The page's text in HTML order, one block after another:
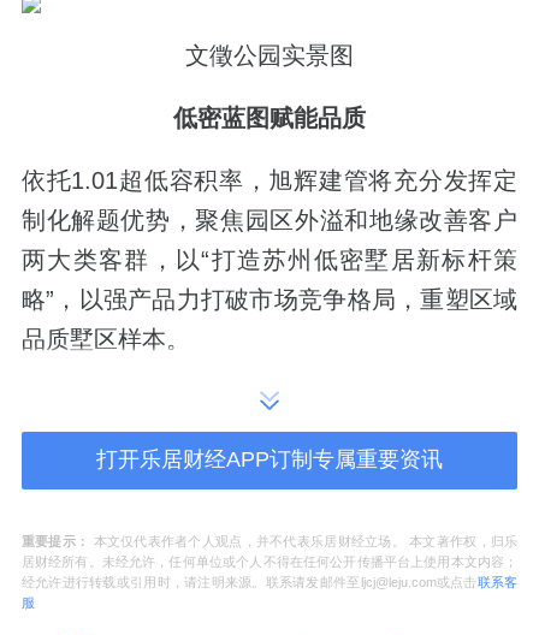
文徵公园实景图
低密蓝图赋能品质
依托1.01超低容积率，旭辉建管将充分发挥定
制化解题优势，聚焦园区外溢和地缘改善客户
两大类客群，以“打造苏州低密墅居新标杆策
略”，以强产品力打破市场竞争格局，重塑区域
品质墅区样本。
品质始终是赋能产品的关键因素。苏地2024-
WG-Z40号项目从规划、居住、形象、景观、
体验5大维度进行产品升级，匠心打造当代新宋
的尽大化享有。
打开乐居财经APP订制专属重要资讯
重要提示：
本文仅代表作者个人观点，并不代表乐居财经立场。 本文著作权，归乐
居财经所有。未经允许，任何单位或个人不得在任何公开传播平台上使用本文内容；
经允许进行转载或引用时，请注明来源。联系请发邮件至ljcj@leju.com或点击联系客
服